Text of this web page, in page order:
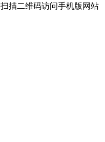
扫描二维码访问手机版网站